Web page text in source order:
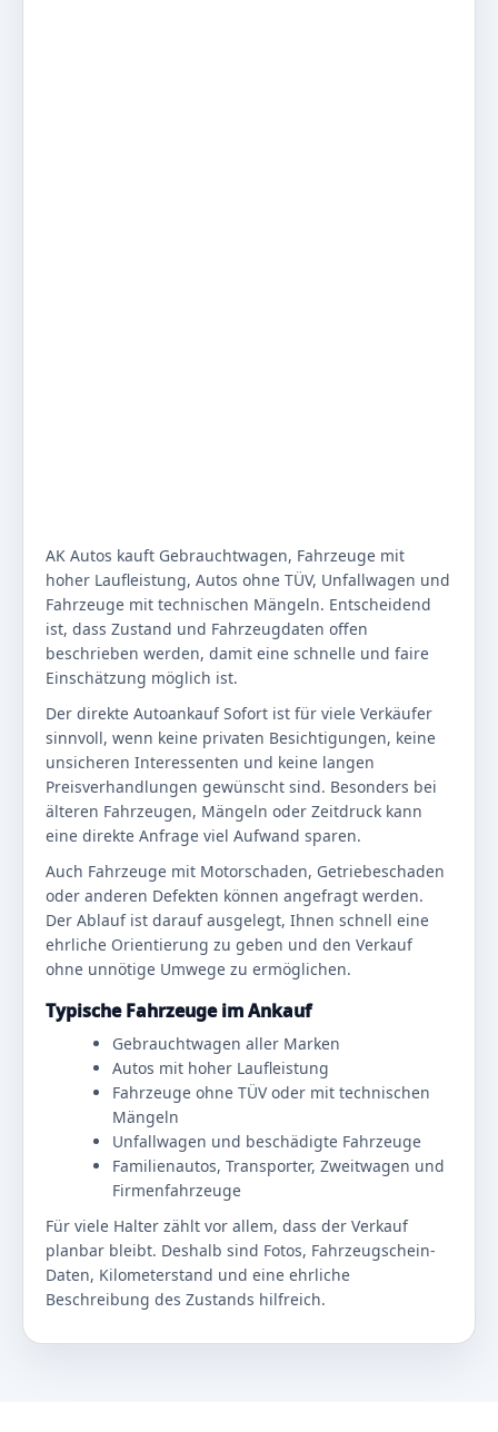
AK Autos kauft Gebrauchtwagen, Fahrzeuge mit
hoher Laufleistung, Autos ohne TÜV, Unfallwagen und
Fahrzeuge mit technischen Mängeln. Entscheidend
ist, dass Zustand und Fahrzeugdaten offen
beschrieben werden, damit eine schnelle und faire
Einschätzung möglich ist.
Der direkte Autoankauf Sofort ist für viele Verkäufer
sinnvoll, wenn keine privaten Besichtigungen, keine
unsicheren Interessenten und keine langen
Preisverhandlungen gewünscht sind. Besonders bei
älteren Fahrzeugen, Mängeln oder Zeitdruck kann
eine direkte Anfrage viel Aufwand sparen.
Auch Fahrzeuge mit Motorschaden, Getriebeschaden
oder anderen Defekten können angefragt werden.
Der Ablauf ist darauf ausgelegt, Ihnen schnell eine
ehrliche Orientierung zu geben und den Verkauf
ohne unnötige Umwege zu ermöglichen.
Typische Fahrzeuge im Ankauf
Gebrauchtwagen aller Marken
Autos mit hoher Laufleistung
Fahrzeuge ohne TÜV oder mit technischen
Mängeln
Unfallwagen und beschädigte Fahrzeuge
Familienautos, Transporter, Zweitwagen und
Firmenfahrzeuge
Für viele Halter zählt vor allem, dass der Verkauf
planbar bleibt. Deshalb sind Fotos, Fahrzeugschein-
Daten, Kilometerstand und eine ehrliche
Beschreibung des Zustands hilfreich.